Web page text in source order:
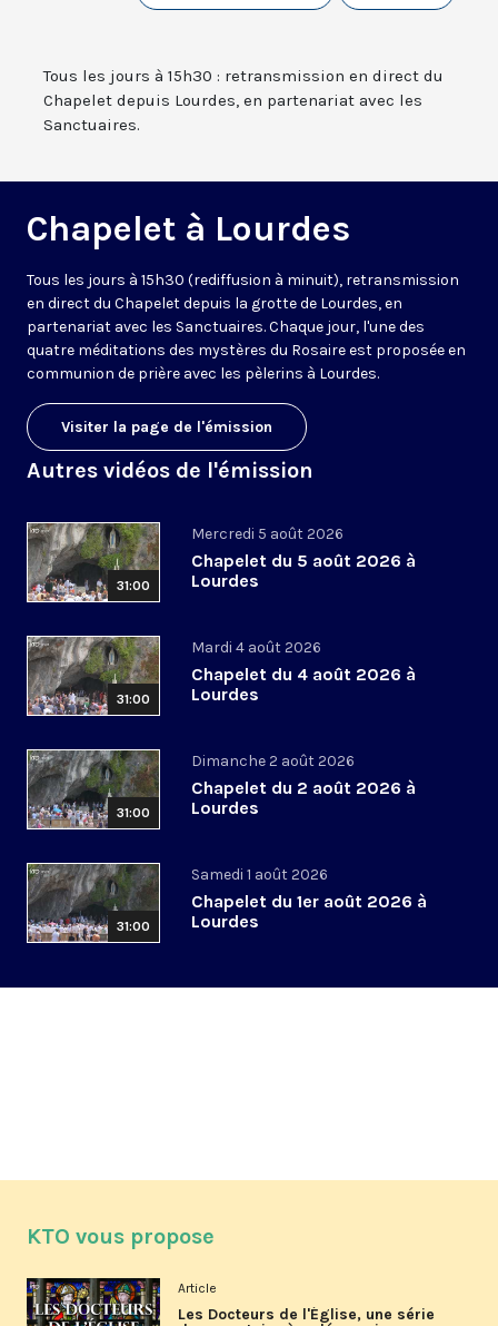
Tous les jours à 15h30 : retransmission en direct du
Chapelet depuis Lourdes, en partenariat avec les
Sanctuaires.
Chapelet à Lourdes
Tous les jours à 15h30 (rediffusion à minuit), retransmission
en direct du Chapelet depuis la grotte de Lourdes, en
partenariat avec les Sanctuaires. Chaque jour, l'une des
quatre méditations des mystères du Rosaire est proposée en
communion de prière avec les pèlerins à Lourdes.
Visiter la page de l'émission
Autres vidéos de l'émission
31:00
Mercredi 5 août 2026
Chapelet du 5 août 2026 à
Lourdes
31:00
Mardi 4 août 2026
Chapelet du 4 août 2026 à
Lourdes
31:00
Dimanche 2 août 2026
Chapelet du 2 août 2026 à
Lourdes
31:00
Samedi 1 août 2026
Chapelet du 1er août 2026 à
Lourdes
KTO vous propose
Article
Les Docteurs de l'Église, une série